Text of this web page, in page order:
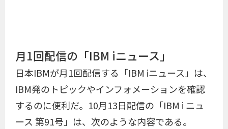
月1回配信の「IBM iニュース」
日本IBMが月1回配信する「IBM iニュース」は、
IBM発のトピックやインフォメーションを確認
するのに便利だ。10月13日配信の「IBM i ニュ
ース 第91号」は、次のような内容である。